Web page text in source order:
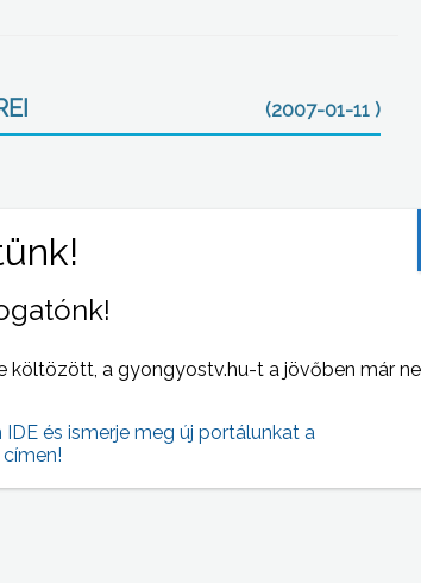
(2007-01-11 )
a Mátra Művelődési Központ
költözött, a gyongyostv.hu-t a jövőben már
és ismerje meg új portálunkat a